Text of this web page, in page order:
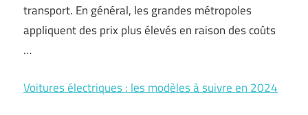
transport. En général, les grandes métropoles
appliquent des prix plus élevés en raison des coûts
…
Voitures électriques : les modèles à suivre en 2024